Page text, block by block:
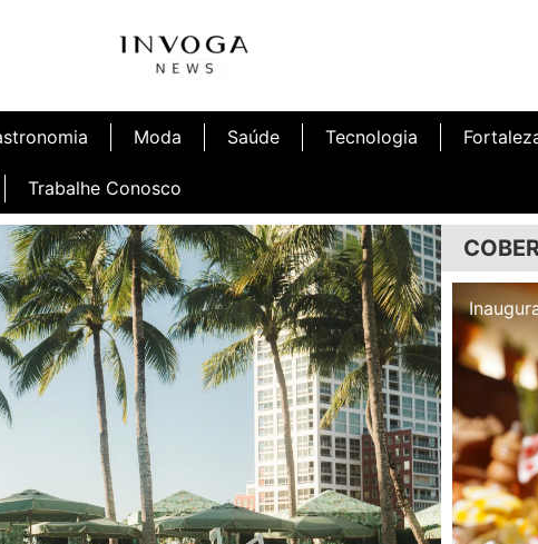
Moda Saúde Tecnologia
Trabalhe Conosco
Inauguração Ninetto Fortaleza